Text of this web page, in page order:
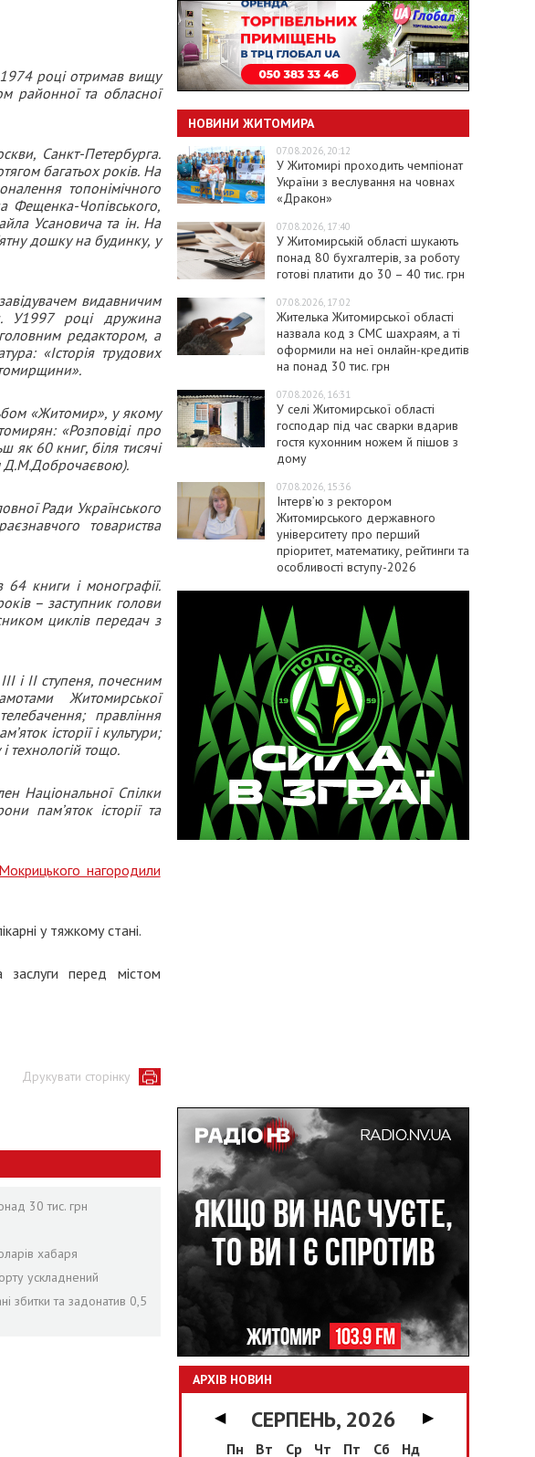
році отримав вищу
районної та обласної
Санкт-Петербурга.
багатьох років. На
топонімічного
Фещенка-Чопівського,
Усановича та ін. На
дошку на будинку, у
видавничим
У1997 році дружина
редактором, а
«Історія трудових
«Житомир», у якому
«Розповіді про
як 60 книг, біля тисячі
Д.М.Доброчаєвою).
Ради Українського
товариства
64 книги і монографії.
– заступник голови
циклів передач з
і ІІ ступеня, почесним
Житомирської
правління
історії і культури;
технологій тощо.
Національної Спілки
пам’яток історії та
Мокрицького нагородили
у тяжкому стані.
заслуги перед містом
Друкувати сторінку
30 тис. грн
хабаря
ускладнений
збитки та задонатив 0,5
НОВИНИ ЖИТОМИРА
07.08.2026, 20:12
У Житомирі проходить чемпіонат
України з веслування на човнах
«Дракон»
07.08.2026, 17:40
У Житомирській області шукають
понад 80 бухгалтерів, за роботу
готові платити до 30 – 40 тис. грн
07.08.2026, 17:02
Жителька Житомирської області
назвала код з СМС шахраям, а ті
оформили на неї онлайн-кредитів
на понад 30 тис. грн
07.08.2026, 16:31
У селі Житомирської області
господар під час сварки вдарив
гостя кухонним ножем й пішов з
дому
07.08.2026, 15:36
Інтерв’ю з ректором
Житомирського державного
університету про перший
пріоритет, математику, рейтинги та
особливості вступу-2026
АРХІВ НОВИН
◀ СЕРПЕНЬ, 2026
▶
Пн
Вт Ср Чт Пт Сб
Нд